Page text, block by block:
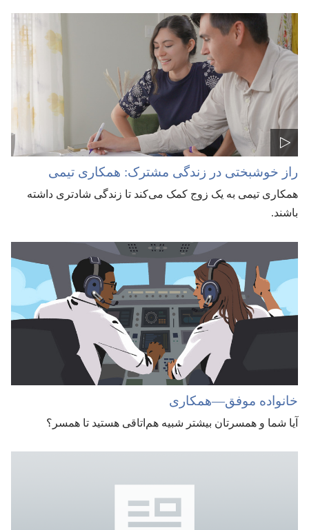
راز خوشبختی در زندگی مشترک:‏ همکاری تیمی
همکاری تیمی به یک زوج کمک می‌کند تا زندگی شادتری داشته
باشند.‏
خانواده موفق—‏همکاری
آیا شما و همسرتان بیشتر شبیه هم‌اتاقی هستید تا همسر؟‏